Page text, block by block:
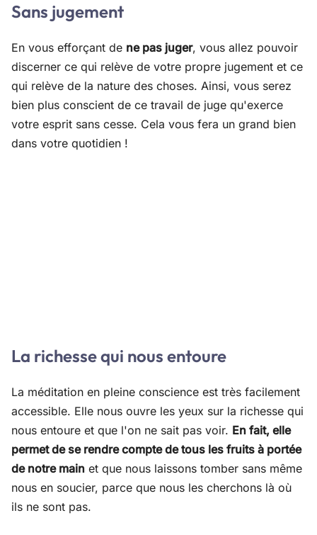
Sans jugement
En vous efforçant de ne pas juger, vous allez pouvoir
discerner ce qui relève de votre propre jugement et ce
qui relève de la nature des choses. Ainsi, vous serez
bien plus conscient de ce travail de juge qu'exerce
votre esprit sans cesse. Cela vous fera un grand bien
dans votre quotidien !
La richesse qui nous entoure
La méditation en pleine conscience est très facilement
accessible. Elle nous ouvre les yeux sur la richesse qui
nous entoure et que l'on ne sait pas voir. En fait, elle
permet de se rendre compte de tous les fruits à portée
de notre main et que nous laissons tomber sans même
nous en soucier, parce que nous les cherchons là où
ils ne sont pas.